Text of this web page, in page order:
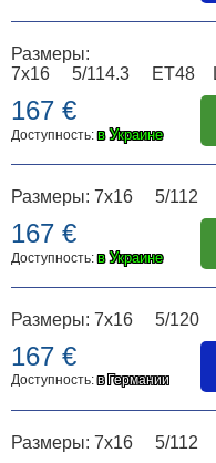
Размеры:
7x16 5/114.3 ET48
167 €
Доступность:в Украине
Размеры: 7x16 5/
167 €
Доступность:в Украине
Размеры: 7x16 5/
167 €
Доступность:в Германии
Размеры: 7x16 5/